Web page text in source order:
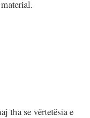
tha se vërtetësia e